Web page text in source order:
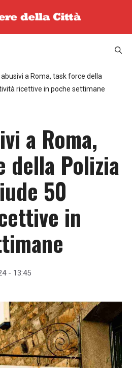
abusivi a Roma, task force della
ricettive in poche settimane
a Roma,
della Polizia
50
in
- 13:45